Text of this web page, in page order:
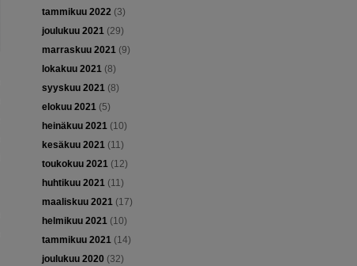
tammikuu 2022(3)
joulukuu 2021(29)
marraskuu 2021(9)
lokakuu 2021(8)
syyskuu 2021(8)
elokuu 2021(5)
heinäkuu 2021(10)
kesäkuu 2021(11)
toukokuu 2021(12)
huhtikuu 2021(11)
maaliskuu 2021(17)
helmikuu 2021(10)
tammikuu 2021(14)
joulukuu 2020 (32)